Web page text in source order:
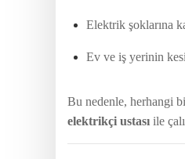
Elektrik şoklarına
Ev ve iş yerinin
Bu nedenle, herhangi
elektrikçi ustası ile